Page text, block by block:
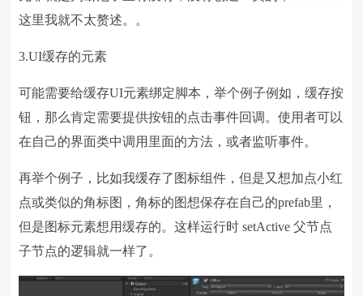
这里我就不太赘述。。
3.UI缓存的元素
可能需要给缓存UI元素绑定脚本，举个例子例如，缓存按
钮，那么肯定需要提供按钮的点击事件回调。使用者可以
在自己的界面类中调用里面的方法，或者监听事件。
再举个例子，比如我缓存了图标组件，但是又想加点小红
点或类似的角标图，角标的图想保存在自己的prefab里，
但是图标元素想用缓存的。这样运行时 setActive 父节点
子节点的逻辑就一样了。